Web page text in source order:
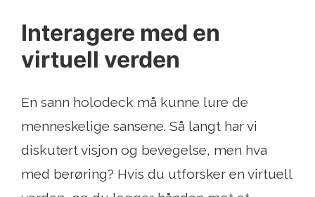
Interagere med en
virtuell verden
En sann holodeck må kunne lure de
menneskelige sansene. Så langt har vi
diskutert visjon og bevegelse, men hva
med berøring? Hvis du utforsker en virtuell